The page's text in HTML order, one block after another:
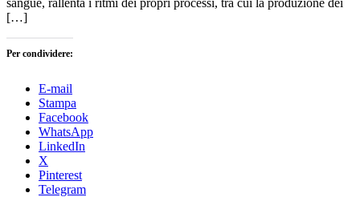
[…]
Per condividere:
E-mail
Stampa
Facebook
WhatsApp
LinkedIn
X
Pinterest
Telegram